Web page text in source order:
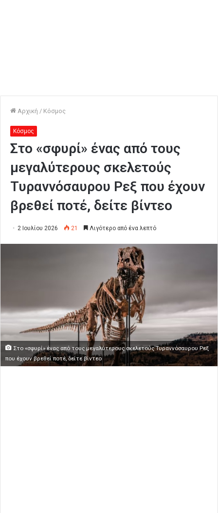
Αρχική / Κόσμος
Κόσμος
Στο «σφυρί» ένας από τους
μεγαλύτερους σκελετούς
Τυραννόσαυρου Ρεξ που έχουν
βρεθεί ποτέ, δείτε βίντεο
2 Ιουλίου 2026 21 Λιγότερο από ένα λεπτό
Στο «σφυρί» ένας από τους μεγαλύτερους σκελετούς Τυραννόσαυρου Ρεξ
που έχουν βρεθεί ποτέ, δείτε βίντεο